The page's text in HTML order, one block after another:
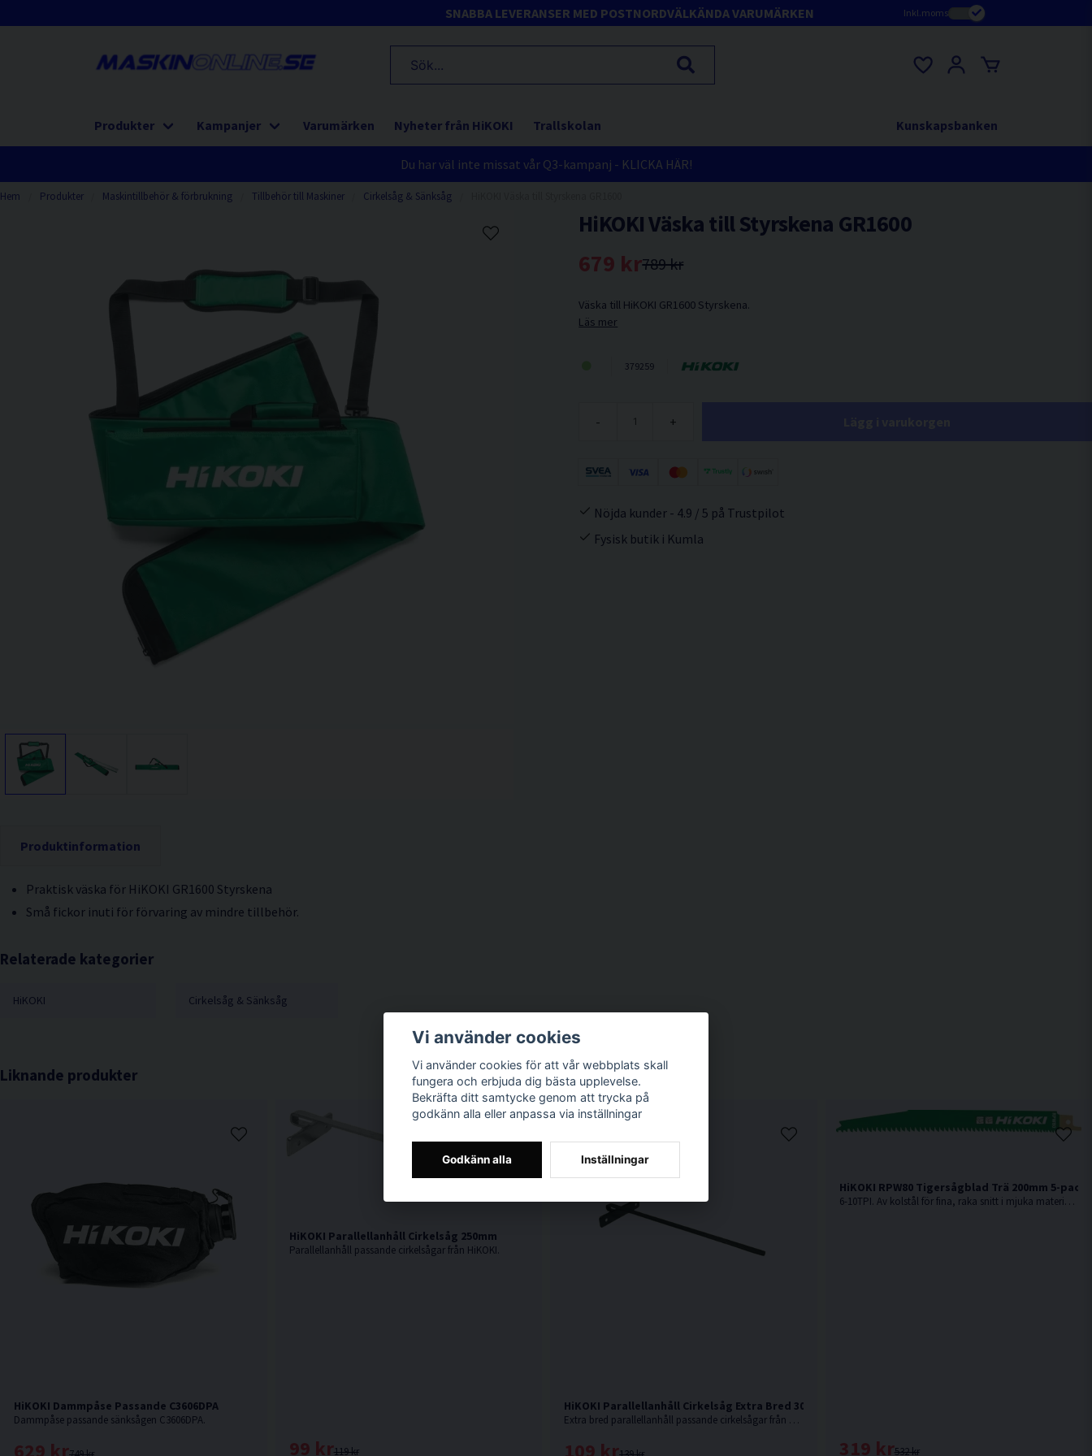
SNABBA LEVERANSER MED POSTNORDVÄLKÄNDA VARUMÄRKEN Inkl.moms
Produkter Kampanjer Varumärken Nyheter från HiKOKI Trallskolan Kunskapsbanken
Du har väl inte missat vår Q3-kampanj - KLICKA HÄR!
Hem Produkter Maskintillbehör & förbrukning Tillbehör till Maskiner Cirkelsåg & Sänksåg
Produktinformation
Praktisk väska för HiKOKI GR1600 Styrskena
Små fickor inuti för förvaring av mindre tillbehör.
Relaterade kategorier
HiKOKI Cirkelsåg & Sänksåg
HiKOKI Väska till Styrskena GR1600
789 kr
679 kr
Väska till HiKOKI GR1600 Styrskena.
Läs mer
379259
- +
Nöjda kunder - 4.9 / 5 på Trustpilot
Fysisk butik i Kumla
Liknande produkter
HiKOKI Dammpåse Passande C3606DPA
Dammpåse passande sänksågen C3606DPA.
629 kr
HiKOKI Parallellanhåll Cirkelsåg 250mm
Parallellanhåll passande cirkelsågar från HiKOKI.
119 kr
99 kr
HiKOKI Parallellanhåll Cirkelsåg Extra Bred 300mm
Extra bred parallellanhåll passande cirkelsågar från HiKOKI.
109 kr
HiKOKI RPW80 Tigersågblad Trä 200mm 5-pack
6-10TPI. Av kolstål för fina, raka snitt i mjuka material som t.ex mjukt trä, kryssfanér etc.
532 kr
319 kr
Vi använder cookies
Vi använder cookies för att vår webbplats skall
fungera och erbjuda dig bästa upplevelse.
Bekräfta ditt samtycke genom att trycka på
godkänn alla eller anpassa via inställningar
Godkänn alla Inställningar